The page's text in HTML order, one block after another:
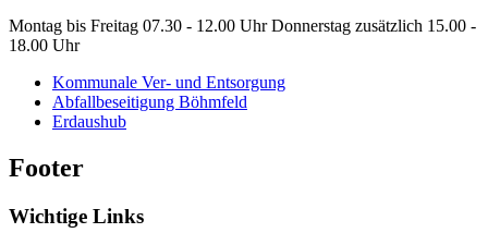
Montag bis Freitag 07.30 - 12.00 Uhr Donnerstag zusätzlich 15.00 -
18.00 Uhr
Kommunale Ver- und Entsorgung
Abfallbeseitigung Böhmfeld
Erdaushub
Footer
Wichtige Links